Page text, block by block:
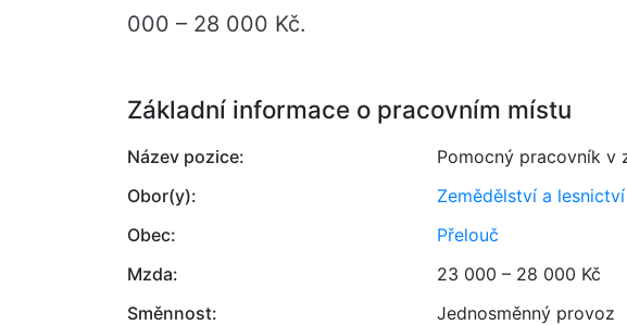
000 – 28 000 Kč.
Základní informace o pracovním místu
Název pozice:
Pomocný pracovník v
Obor(y):
Zemědělství a lesnictví
Obec:
Přelouč
Mzda:
23 000 – 28 000 Kč
Směnnost:
Jednosměnný provoz